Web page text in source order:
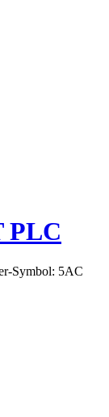
PLC
Symbol: 5AC